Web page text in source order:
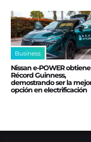
Business
Nissan e‑POWER obtiene
Récord Guinness,
demostrando ser la
opción en electrificación